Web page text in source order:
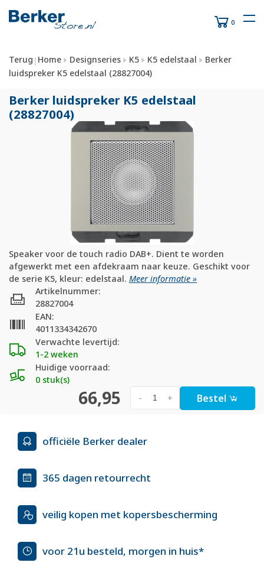
0
Terug | Home Designseries K5 K5 edelstaal
Berker
luidspreker K5 edelstaal (28827004)
Berker luidspreker K5 edelstaal
(28827004)
Speaker voor de touch radio DAB+. Dient te worden
afgewerkt met een afdekraam naar keuze. Geschikt voor
de serie K5, kleur: edelstaal. Meer informatie »
Verwachte levertijd:
1-2 weken
Huidige voorraad:
0 stuk(s)
Artikelnummer:
28827004
EAN:
4011334342670
66,95 +
- Bestel
officiële Berker dealer
365 dagen retourrecht
veilig kopen met kopersbescherming
voor 21u besteld, morgen in huis*